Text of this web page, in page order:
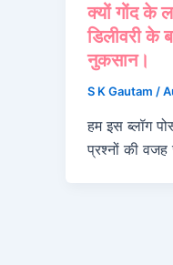
क्यों गोंद के
डिलीवरी के
नुकसान।
S K Gautam /
हम इस ब्लॉग
प्रश्नों की